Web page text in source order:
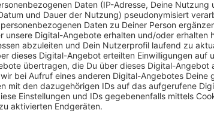
Anzeige
Seit März können wir unseren Abfall
und zwar auf dem Gelände des
neuen Jahr festhalten. Denn das
die Samstagsöffnungen jeweils rund